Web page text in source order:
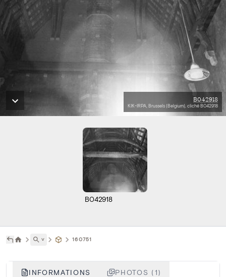
B042918
KIK-IRPA, Brussels (Belgium), cliché B042918
B042918
˅ 160751
INFORMATIONS PHOTOS (1)